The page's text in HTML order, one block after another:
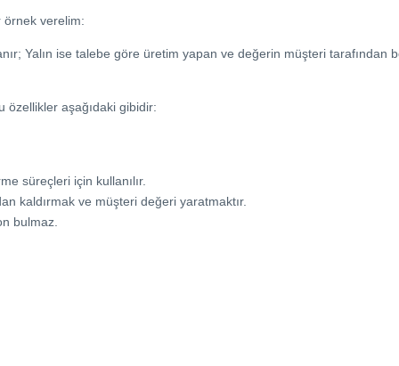
örnek verelim:
Yalın ise talebe göre üretim yapan ve değerin müşteri tarafından
özellikler aşağıdaki gibidir:
süreçleri için kullanılır.
kaldırmak ve müşteri değeri yaratmaktır.
bulmaz.